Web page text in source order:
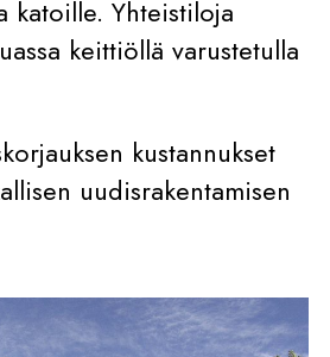
katoille. Yhteistiloja
keittiöllä varustetulla
kustannukset
uudisrakentamisen